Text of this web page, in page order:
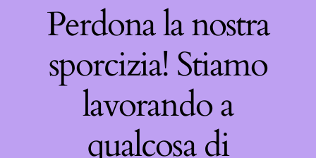
Perdona la nostra
sporcizia! Stiamo
lavorando a
qualcosa di